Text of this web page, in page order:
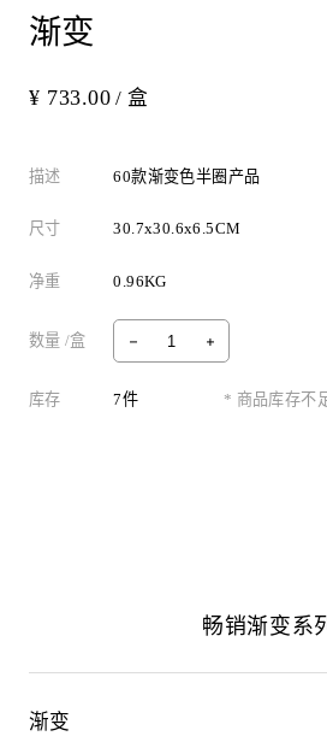
渐变
¥ 733.00 / 盒
描述 60款渐变色半圈产品
尺寸 30.7x30.6x6.5CM
净重 0.96KG
数量 /盒
库存 7件 * 商品库存不
畅销渐变系
渐变